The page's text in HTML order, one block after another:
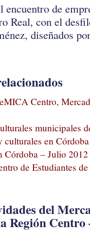
de
Real, con el
diseñados
Centro,
municipales
culturales en
Córdoba – Julio 2012
de Estudiantes
del
Región